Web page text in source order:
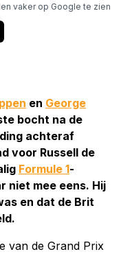
vaker op Google te zien
en George
bocht na de
achteraf
voor Russell de
Formule 1-
niet mee eens. Hij
en dat de Brit
van de Grand Prix